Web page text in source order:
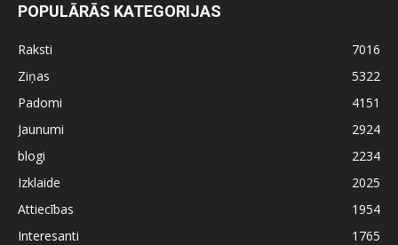
POPULĀRĀS KATEGORIJAS
Raksti
7016
Ziņas
5322
Padomi
4151
Jaunumi
2924
blogi
2234
Izklaide
2025
Attiecības
1954
Interesanti
1765